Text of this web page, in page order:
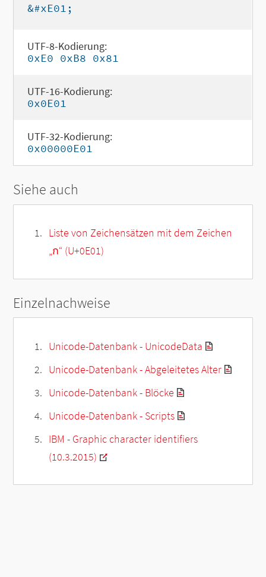
&#xE01;
UTF-8-Kodierung:
0xE0 0xB8 0x81
UTF-16-Kodierung:
0x0E01
UTF-32-Kodierung:
0x00000E01
Siehe auch
Liste von Zeichensätzen mit dem Zeichen
„ก“ (U+0E01)
Einzelnachweise
Unicode-Datenbank - UnicodeData
Unicode-Datenbank - Abgeleitetes Alter
Unicode-Datenbank - Blöcke
Unicode-Datenbank - Scripts
IBM - Graphic character identifiers
(10.3.2015)